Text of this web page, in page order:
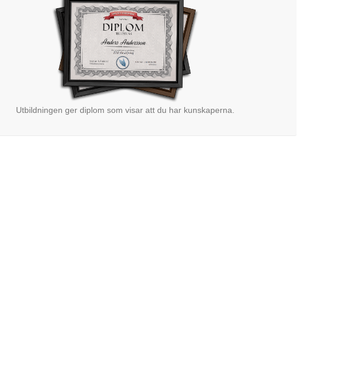
Utbildningen ger diplom som visar att du har kunskaperna.